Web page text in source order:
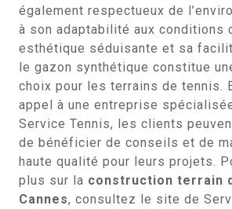
également respectueux de
à son adaptabilité aux conditions
esthétique séduisante et sa
le gazon synthétique constitue
choix pour les terrains de tennis.
appel à une entreprise
Service Tennis, les clients
de bénéficier de conseils et de
haute qualité pour leurs projets.
plus sur la construction terrain
Cannes, consultez le site de